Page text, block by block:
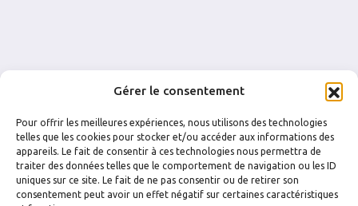
Gérer le consentement
Pour offrir les meilleures expériences, nous utilisons des technologies
telles que les cookies pour stocker et/ou accéder aux informations des
appareils. Le fait de consentir à ces technologies nous permettra de
traiter des données telles que le comportement de navigation ou les ID
uniques sur ce site. Le fait de ne pas consentir ou de retirer son
consentement peut avoir un effet négatif sur certaines caractéristiques
FACEBOOK INSTAGRAM